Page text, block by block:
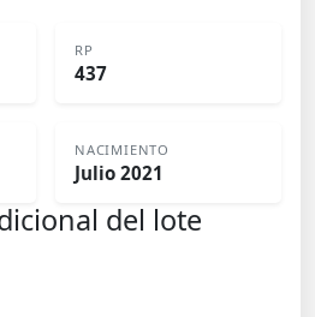
RP
437
NACIMIENTO
Julio 2021
del lote